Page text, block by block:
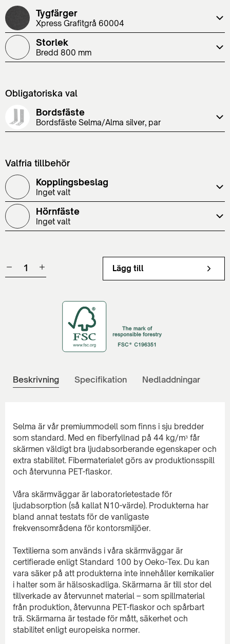
Tygfärger
Xpress Grafitgrå 60004
Storlek
Bredd 800 mm
Obligatoriska val
Bordsfäste
Bordsfäste Selma/Alma silver, par
Valfria tillbehör
Kopplingsbeslag
Inget valt
Hörnfäste
Inget valt
Lägg till
Beskrivning Specifikation Nedladdningar
Selma är vår premiummodell som finns i sju bredder
som standard. Med en fiberfyllnad på 44 kg/m³ får
skärmen väldigt bra ljudabsorberande egenskaper och
extra stabilitet. Fibermaterialet görs av produktionsspill
och återvunna PET-flaskor.
Våra skärmväggar är laboratorietestade för
ljudabsorption (så kallat N10-värde). Produkterna har
bland annat testats för de vanligaste
frekvensområdena för kontorsmiljöer.
Textilierna som används i våra skärmväggar är
certifierade enligt Standard 100 by Oeko-Tex. Du kan
vara säker på att produkterna inte innehåller kemikalier
i halter som är hälsoskadliga. Skärmarna är till stor del
tillverkade av återvunnet material – som spillmaterial
från produktion, återvunna PET-flaskor och spårbart
trä. Skärmarna är testade för mått, säkerhet och
stabilitet enligt europeiska normer.